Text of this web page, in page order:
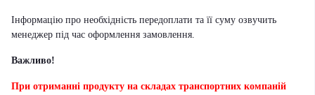
Інформацію про необхідність передоплати та її суму озвучить
менеджер під час оформлення замовлення.
Важливо!
При отриманні продукту на складах транспортних компаній